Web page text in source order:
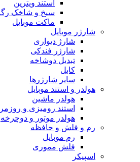
استند ویترین
سیخ و شاخک
ماکت موبایل
شارژر موبایل
شارژ دیواری
شارژر فندکی
تبدیل دوشاخه
کابل
سایر شارژرها
هولدر و استند موبایل
هولدر ماشین
استند رومیزی و
هولدر موتور و دوچرخه
رم و فلش و حافظه
رم موبایل
فلش مموری
اسپیکر